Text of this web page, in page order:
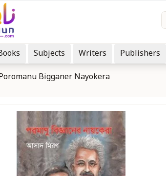
Subjects Writers Publishers
Bigganer Nayokera